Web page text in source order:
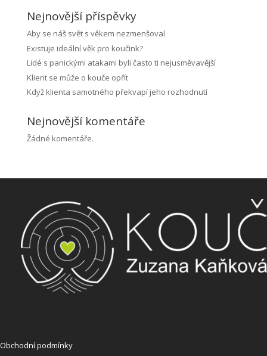
Nejnovější příspěvky
Aby se náš svět s věkem nezmenšoval
Existuje ideální věk pro koučink?
Lidé s panickými atakami byli často ti nejusměvavější
Klient se může o kouče opřít
Když klienta samotného překvapí jeho rozhodnutí
Nejnovější komentáře
Žádné komentáře.
Obchodní podmínky